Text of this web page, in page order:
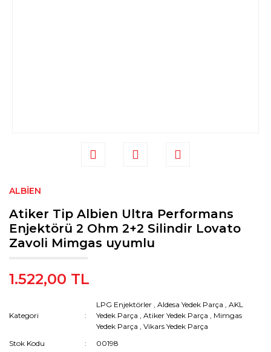
ALBIEN
Atiker Tip Albien Ultra Performans
Enjektörü 2 Ohm 2+2 Silindir Lovato
Zavoli Mimgas uyumlu
1.522,00 TL
Kategori
LPG Enjektörler ,Aldesa Yedek Parça ,AKL
Yedek Parça ,Atiker Yedek Parça , Mimgas
Yedek Parça ,Vikars Yedek Parça
Stok Kodu
00198